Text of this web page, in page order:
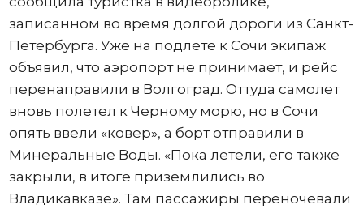
записанном во время долгой дороги из Санкт-
Петербурга. Уже на подлете к Сочи экипаж
объявил, что аэропорт не принимает, и рейс
перенаправили в Волгоград. Оттуда самолет
вновь полетел к Черному морю, но в Сочи
опять ввели «ковер», а борт отправили в
Минеральные Воды. «Пока летели, его также
закрыли, в итоге приземлились во
Владикавказе». Там пассажиры переночевали